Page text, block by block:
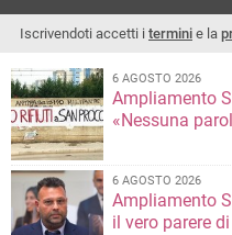
Iscrivendoti accetti i termini e la
6 AGOSTO 2026
Ampliamento
«Nessuna
6 AGOSTO 2026
Ampliamento
il vero parere